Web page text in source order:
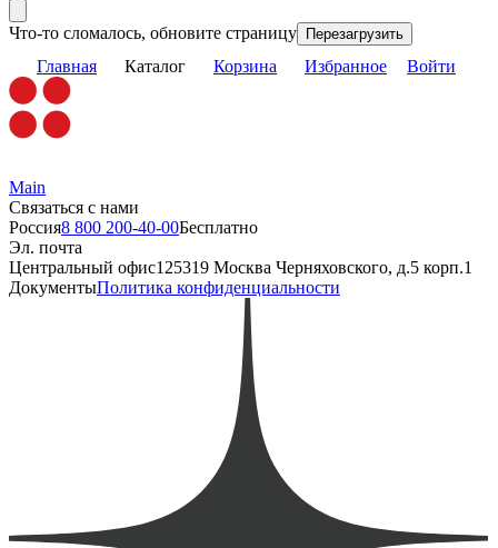
Что-то сломалось, обновите страницу Перезагрузить
Главная Каталог Корзина Избранное Войти
Main
Связаться с нами
Россия8 800 200-40-00Бесплатно
Эл. почта
Центральный офис125319 Москва Черняховского, д.5 корп.1
ДокументыПолитика конфиденциальности